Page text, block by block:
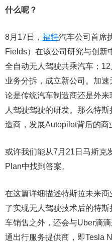
什么呢？
8月17日， 福特汽车公司首席
Fields）在该公司研究与创新
全自动无人驾驶共乘汽车；
业务分拆，成立新公司。加
论是传统汽车制造商还是外
人驾驶驾驶的研发。那么特
造商，发展Autopilot背后的商
或许我们能从7月21日马斯克
Plan中找到答案。
在这篇详细描述特斯拉未来
了实现无人驾驶技术后的特
车销售之外，还会与Uber滴
通出行服务提供商，即Tesla